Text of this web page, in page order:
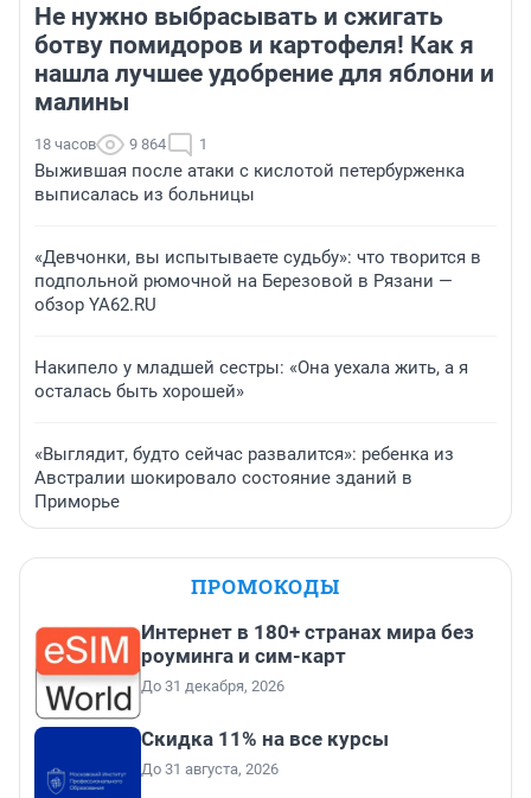
Не нужно выбрасывать и сжигать
ботву помидоров и картофеля! Как я
нашла лучшее удобрение для яблони и
малины
18 часов 9 864 1
Выжившая после атаки с кислотой петербурженка
выписалась из больницы
«Девчонки, вы испытываете судьбу»: что творится в
подпольной рюмочной на Березовой в Рязани —
обзор YA62.RU
Накипело у младшей сестры: «Она уехала жить, а я
осталась быть хорошей»
«Выглядит, будто сейчас развалится»: ребенка из
Австралии шокировало состояние зданий в
Приморье
ПРОМОКОДЫ
Интернет в 180+ странах мира без
роуминга и сим-карт
До 31 декабря, 2026
Скидка 11% на все курсы
До 31 августа, 2026